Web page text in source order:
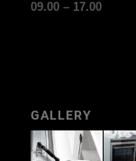
09.00 – 17.00
GALLERY